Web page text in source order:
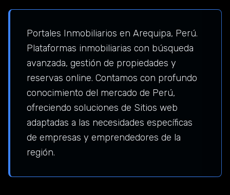
Portales Inmobiliarios en Arequipa, Perú.
Plataformas inmobiliarias con búsqueda
avanzada, gestión de propiedades y
reservas online. Contamos con profundo
conocimiento del mercado de Perú,
ofreciendo soluciones de Sitios web
adaptadas a las necesidades específicas
de empresas y emprendedores de la
región.